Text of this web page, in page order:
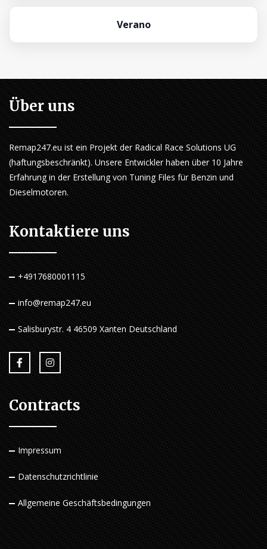
Verano
Über uns
Remap247.eu ist ein Projekt der Radical Race Solutions UG
(haftungsbeschränkt). Unsere Entwickler haben über 10 Jahre
Erfahrung in der Erstellung von Tuning Files für Benzin und
Dieselmotoren.
Kontaktiere uns
+4917680001115
info@remap247.eu
Salisburystr. 4 46509 Xanten Deutschland
Contracts
Impressum
Datenschutzrichtlinie
Allgemeine Geschäftsbedingungen